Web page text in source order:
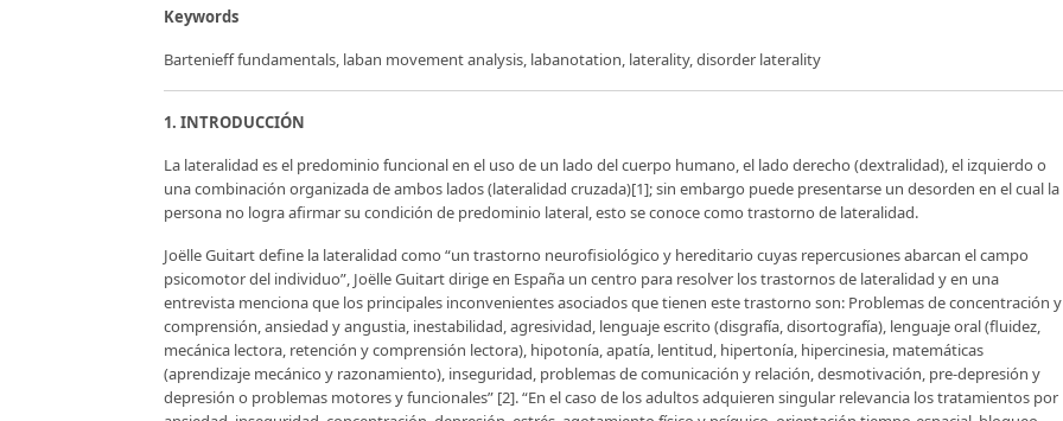
Keywords
Bartenieff fundamentals, laban movement analysis, labanotation, laterality, disorder laterality
1. INTRODUCCIÓN
La lateralidad es el predominio funcional en el uso de un lado del cuerpo humano, el lado derecho (dextralidad), el izquierdo o
una combinación organizada de ambos lados (lateralidad cruzada)[1]; sin embargo puede presentarse un desorden en el cual la
persona no logra afirmar su condición de predominio lateral, esto se conoce como trastorno de lateralidad.
Joëlle Guitart define la lateralidad como “un trastorno neurofisiológico y hereditario cuyas repercusiones abarcan el campo
psicomotor del individuo”, Joëlle Guitart dirige en España un centro para resolver los trastornos de lateralidad y en una
entrevista menciona que los principales inconvenientes asociados que tienen este trastorno son: Problemas de concentración y
comprensión, ansiedad y angustia, inestabilidad, agresividad, lenguaje escrito (disgrafía, disortografía), lenguaje oral (fluidez,
mecánica lectora, retención y comprensión lectora), hipotonía, apatía, lentitud, hipertonía, hipercinesia, matemáticas
(aprendizaje mecánico y razonamiento), inseguridad, problemas de comunicación y relación, desmotivación, pre-depresión y
depresión o problemas motores y funcionales” [2]. “En el caso de los adultos adquieren singular relevancia los tratamientos por